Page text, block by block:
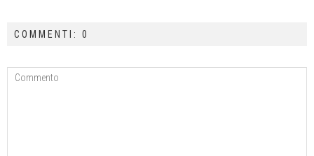
COMMENTI: 0